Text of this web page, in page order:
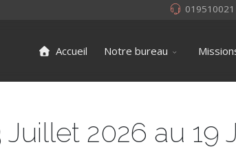
019510021
Accueil Notre bureau
2026 au 19